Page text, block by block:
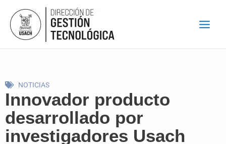
contenido
NOTICIAS
Innovador producto
desarrollado por
investigadores Usach